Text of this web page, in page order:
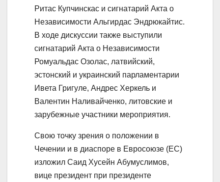
Ритас Купчинскас и сигнатарий Акта о
Независимости Альгирдас Эндрюкайтис.
В ходе дискуссии также выступили
сигнатарий Акта о Независимости
Ромуальдас Озолас, латвийский,
эстонский и украинский парламентарии
Ивета Григуле, Андрес Херкель и
Валентин Наливайченко, литовские и
зарубежные участники мероприятия.
Свою точку зрения о положении в
Чечении и в диаспоре в Евросоюзе (ЕС)
изложил Саид Хусейн Абумуслимов,
вице президент при президенте